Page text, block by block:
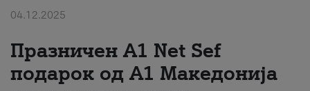
Надополни кредит
За нас
04.12.2025
Празничен A1 Net Sеf
подарок од А1 Македонија